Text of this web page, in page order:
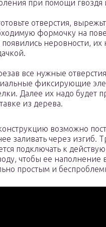
при помощи
отверстия,
формочку на
появились неровности, их
все нужные
фиксирующие
Далее их надо будет
из дерева.
возможно
заливать через изгиб.
подключать к
чтобы ее наполнение
простым и